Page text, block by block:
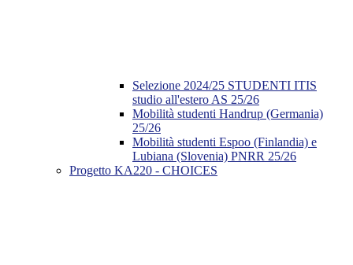
Selezione 2024/25 STUDENTI ITIS
studio all'estero AS 25/26
Mobilità studenti Handrup (Germania)
25/26
Mobilità studenti Espoo (Finlandia) e
Lubiana (Slovenia) PNRR 25/26
Progetto KA220 - CHOICES